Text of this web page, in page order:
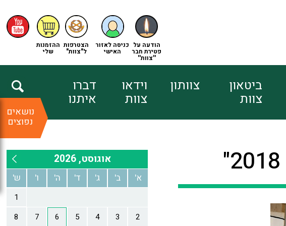
ההזמנות
שלי
הצטרפות
ל"צוות"
כניסה לאזור
האישי
הודעה על
פטירת חבר
''צוות''
ביטאון
צוות
צוותון וידאו
צוות
דברו
איתנו
נושאים
נפוצים